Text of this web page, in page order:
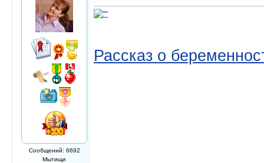
Сообщений: 6692
Мытищи
Рассказ о